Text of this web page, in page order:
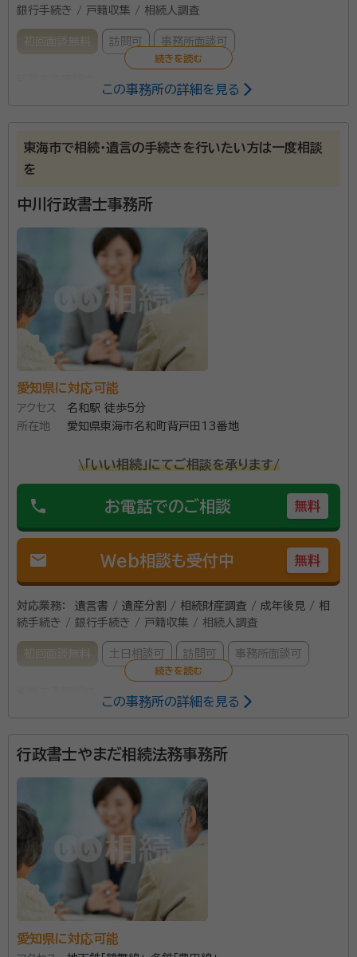
銀行手続き / 戸籍収集 / 相続人調査
初回面談無料 訪問可 事務所面談可
各種の許認可申請、契約書作成、遺言書作成支援など行
政書士業務全般を行っております。 すずきFPオフィス
にて、ファイナンシャルプランニングの相談も行っており
資格等： 行政書士・AFP
所属団体： 愛知県行政書士会
この事務所の詳細を見る
東海市で相続・遺言の手続きを行いたい方は一度相談
を
中川行政書士事務所
愛知県に対応可能
アクセス
名和駅 徒歩5分
所在地
愛知県東海市名和町背戸田13番地
\「いい相続」にてご相談を承ります/
phone お電話でのご相談 無料
mail Web相談も受付中 無料
対応業務：
遺言書 / 遺産分割 / 相続財産調査 / 成年後見 / 相
続手続き / 銀行手続き / 戸籍収集 / 相続人調査
初回面談無料 土日相談可 訪問可 事務所面談可
入れております。 相続について、どのような質問でも答
えられるように、常に研鑽を重ね、提携士業と協力し、当
事務所のみで手続が完了するようなワンストップサービ
スを心掛けております。 常に「お客様の目線」に立ち、お
気軽にお客様の「悩み」や「相談」を受けられる体制を整
えています。 どのような些細なことでもご相談を承りま
すので、お気軽にご相談ください。初回の出張相談は無
料です。
資格等：
所属団体： 愛知県行政書士会
この事務所の詳細を見る
行政書士やまだ相続法務事務所
愛知県に対応可能